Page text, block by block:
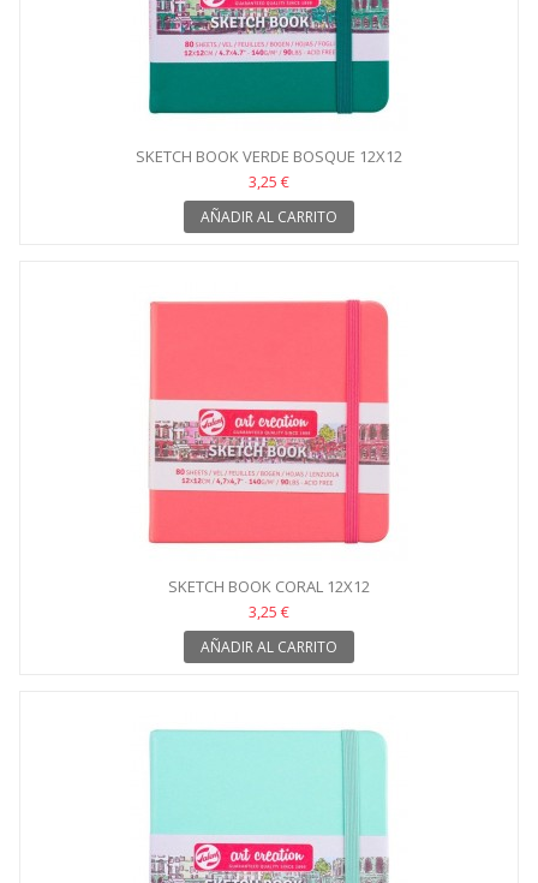
SKETCH BOOK VERDE BOSQUE 12X12
3,25 €
AÑADIR AL CARRITO
SKETCH BOOK CORAL 12X12
3,25 €
AÑADIR AL CARRITO